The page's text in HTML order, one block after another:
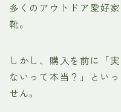
お役立ちリンク集
多くのアウトドア愛好
靴。
しかし、購入を前に「
ないって本当？」とい
せん。